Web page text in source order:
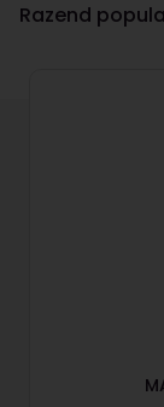
Razend